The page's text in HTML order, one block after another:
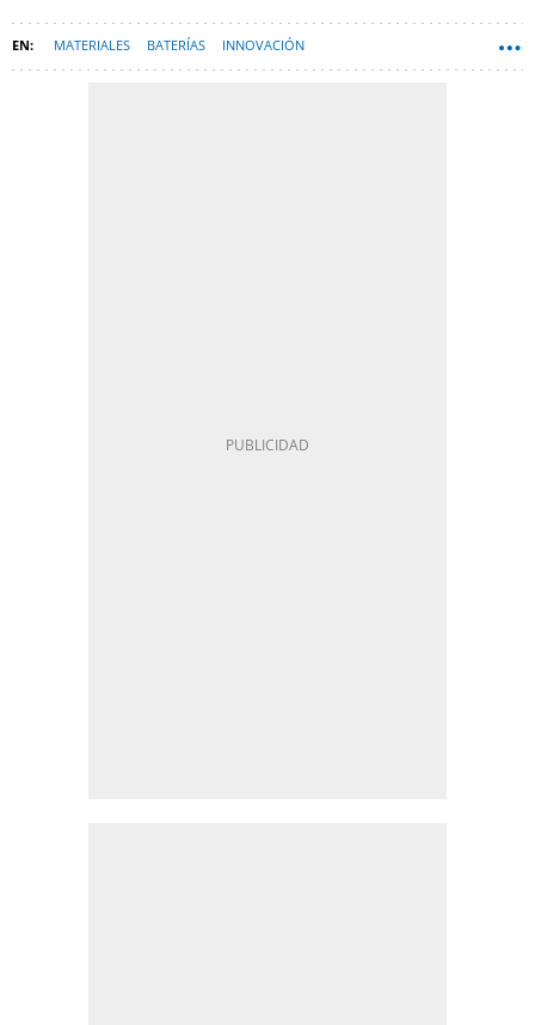
MATERIALES BATERÍAS INNOVACIÓN